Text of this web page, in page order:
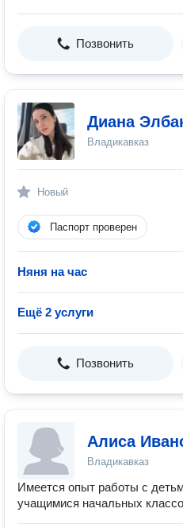
Позвонить
Диана
Владикавказ
Новый
Паспорт проверен
Няня на час
Ещё 2 услуги
Позвонить
Алиса
Владикавказ
Имеется опыт работы с
учащимися начальных